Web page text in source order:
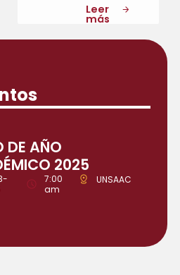
Leer
más
DE AÑO
2025
7:00
am
UNSAAC